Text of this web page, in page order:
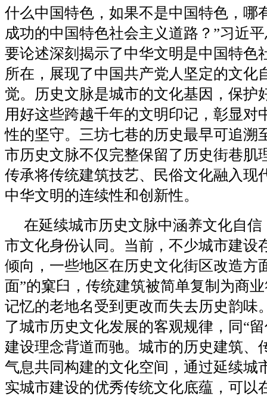
什么中国特色，如果不是中国特色，哪
成功的中国特色社会主义道路？”习近
要论述深刻揭示了中华文明是中国特色
所在，展现了中国共产党人坚定的文化
觉。历史文脉是城市的文化基因，保护
用好这些跨越千年的文明印记，彰显对
性的坚守。三坊七巷的历史最早可追溯
市历史文脉不仅完整保留了历史街巷肌
传承将传统建筑技艺、民俗文化融入现
中华文明的连续性和创新性。
在延续城市历史文脉中涵养文化自
市文化身份认同。当前，不少城市建设
倾向，一些地区在历史文化街区改造方
面”的窠臼，传统建筑被简单复制为商
记忆的老地名受到更改而失去历史韵味
了城市历史文化发展的客观规律，同“
建设理念背道而驰。城市的历史建筑、
气息共同构建的文化空间，通过延续城
实城市建设的优秀传统文化底蕴，可以